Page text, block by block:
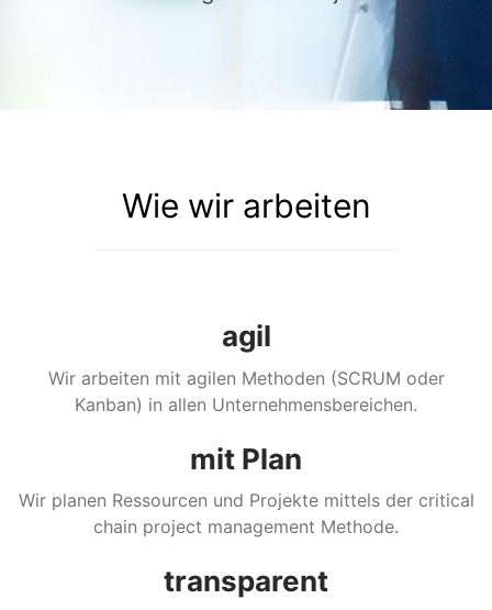
Wie wir arbeiten
agil
Wir arbeiten mit agilen Methoden (SCRUM oder
Kanban) in allen Unternehmensbereichen.
mit Plan
Wir planen Ressourcen und Projekte mittels der critical
chain project management Methode.
transparent